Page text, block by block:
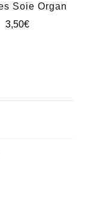
Soie Organ
3,50€